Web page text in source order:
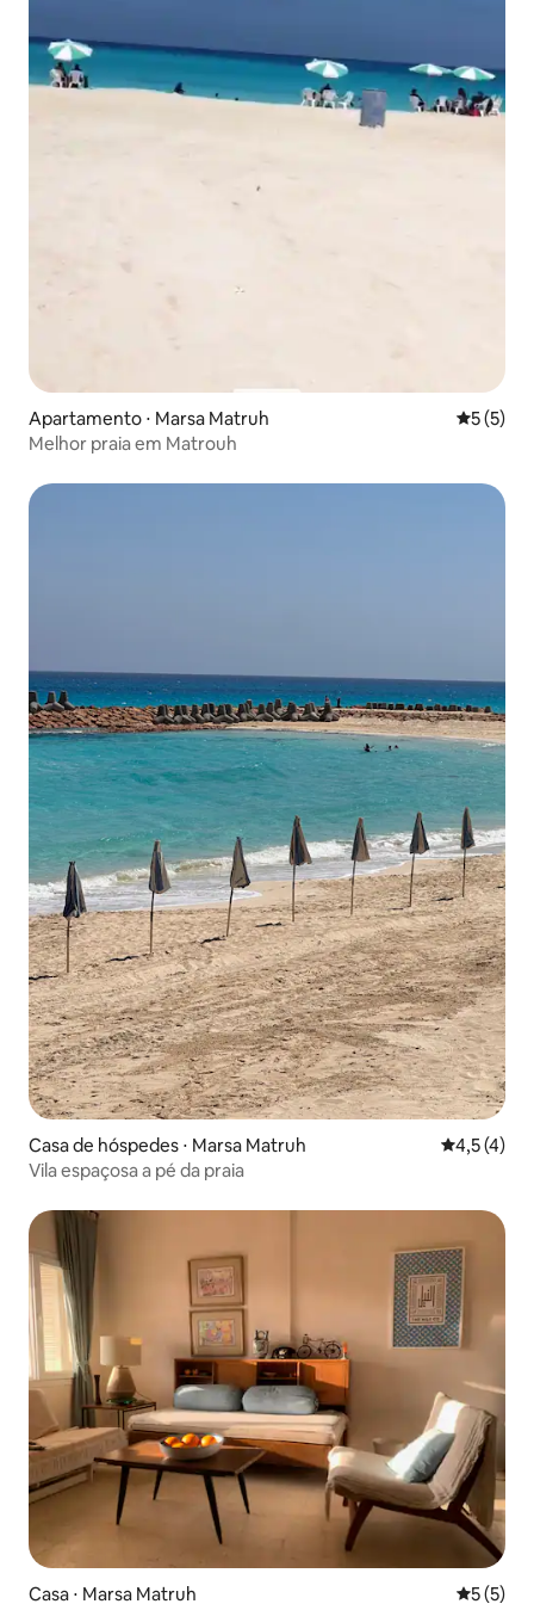
Apartamento ⋅ Marsa Matruh 5 de
5 (5)
Melhor praia em Matrouh
Casa de hóspedes ⋅ Marsa Matruh 4,5 de
4,5 (4)
Vila espaçosa a pé da praia
Casa ⋅ Marsa Matruh 5 de
5 (5)